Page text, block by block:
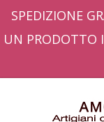
SPEDIZIONE
UN PRODOTTO